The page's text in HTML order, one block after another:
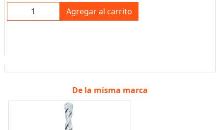
Agregar al carrito
De la misma marca